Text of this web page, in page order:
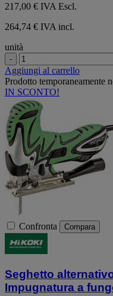
217,00 € IVA Escl.
264,74 € IVA incl.
unità
-
Aggiungi al carrello
Prodotto temporaneamente
IN SCONTO!
Confronta Compara
Seghetto
Impugnatura a